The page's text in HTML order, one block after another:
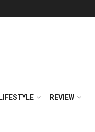
LIFESTYLE REVIEW